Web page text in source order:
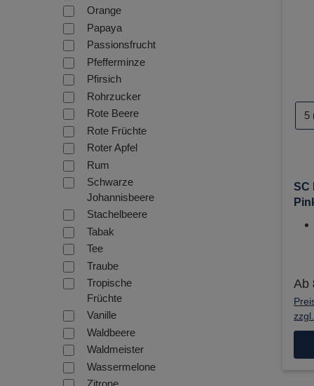
Orange
Papaya
Passionsfrucht
Pfefferminze
Pfirsich
Rohrzucker
Rote Beere
Rote Früchte
Roter Apfel
Rum
Schwarze
Johannisbeere
Stachelbeere
Tabak
Tee
Traube
Tropische
Früchte
Vanille
Waldbeere
Waldmeister
Wassermelone
Zitrone
5
SC
Ab